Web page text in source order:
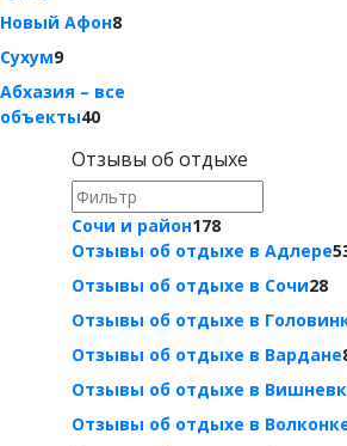
Новый Афон8
Сухум9
Абхазия – все
объекты40
Отзывы об отдыхе
Сочи и район178
Отзывы об отдыхе в Адлере
Отзывы об отдыхе в Сочи28
Отзывы об отдыхе в
Отзывы об отдыхе в Вардане
Отзывы об отдыхе в
Отзывы об отдыхе в